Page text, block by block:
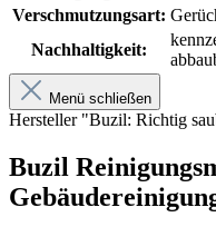
Verschmutzungsart:
Nachhaltigkeit:
Menü schließen
Hersteller "Buzil: Richtig
Buzil